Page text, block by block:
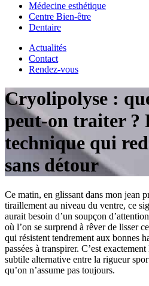
Médecine esthétique
Centre Bien-être
Dentaire
Actualités
Contact
Rendez-vous
Cryolipolyse :
peut-on traiter ?
technique qui
sans détour
Ce matin, en glissant dans mon jean
tiraillement au niveau du ventre, ce
aurait besoin d’un soupçon
où l’on se surprend à rêver de lisser
qui résistent tendrement aux bonnes
passées à transpirer. C’est
subtile alternative entre la rigueur
qu’on n’assume pas toujours.